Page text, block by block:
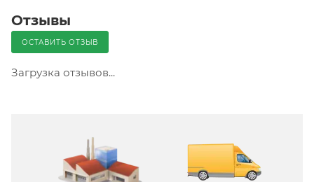
Отзывы
ОСТАВИТЬ ОТЗЫВ
Загрузка отзывов...